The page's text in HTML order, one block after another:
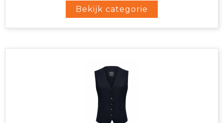
Bekijk categorie